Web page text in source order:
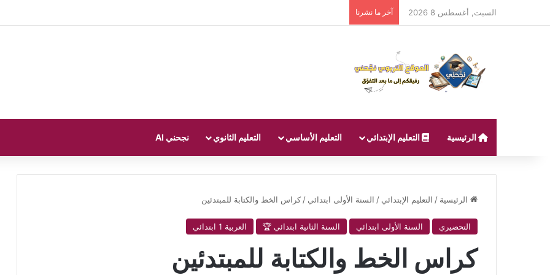
السبت, أغسطس 8 2026 آخر ما نشرنا
الرئيسية التعليم الإبتدائي التعليم الأساسي التعليم الثانوي نجحني AI
الرئيسية / التعليم الإبتدائي / السنة الأولى ابتدائي / كراس الخط والكتابة للمبتدئين
التحضيري السنة الأولى ابتدائي السنة الثانية ابتدائي 🏆 العربية 1 ابتدائي
كراس الخط والكتابة للمبتدئين